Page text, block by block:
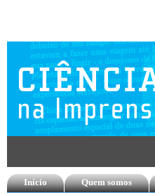
Início Quem somos